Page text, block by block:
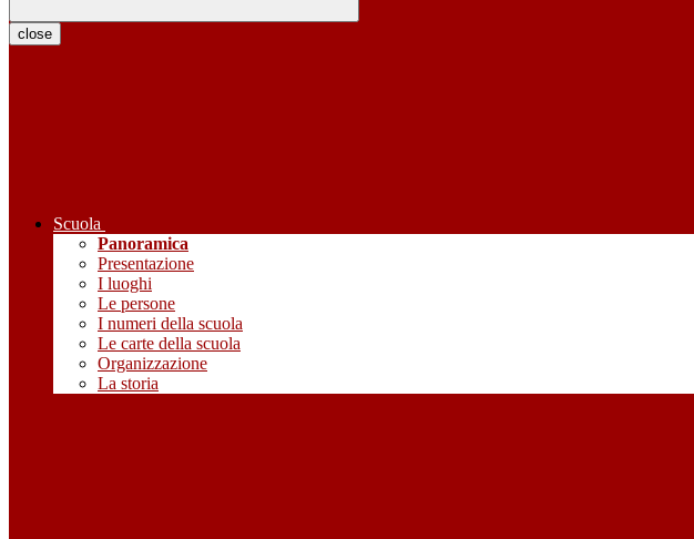
close
Scuola
Panoramica
Presentazione
I luoghi
Le persone
I numeri della scuola
Le carte della scuola
Organizzazione
La storia